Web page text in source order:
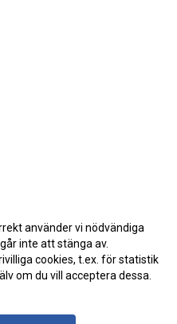
använder vi nödvändiga
inte att stänga av.
cookies, t.ex. för statistik
om du vill acceptera dessa.